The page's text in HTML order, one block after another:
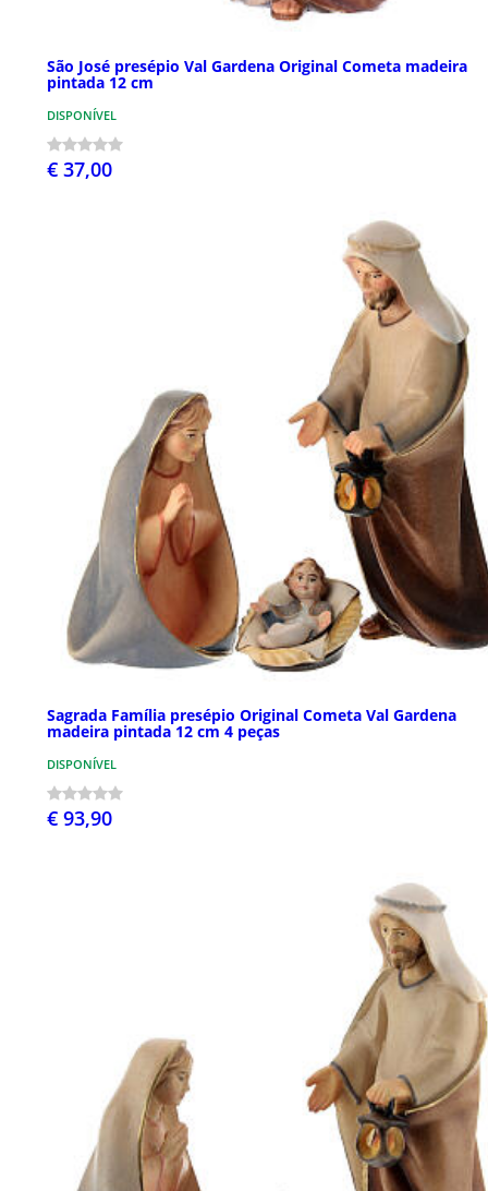
São José presépio Val Gardena Original Cometa madeira
pintada 12 cm
DISPONÍVEL
€ 37,00
Sagrada Família presépio Original Cometa Val Gardena
madeira pintada 12 cm 4 peças
DISPONÍVEL
€ 93,90